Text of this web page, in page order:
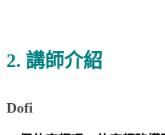
2. 講師介紹
Dofi